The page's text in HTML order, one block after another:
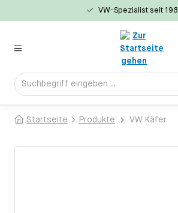
VW-Spezialist seit
Startseite Produkte VW Käfer